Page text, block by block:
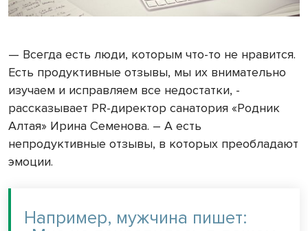
— Всегда есть люди, которым что-то не нравится.
Есть продуктивные отзывы, мы их внимательно
изучаем и исправляем все недостатки, -
рассказывает PR-директор санатория «Родник
Алтая» Ирина Семенова. – А есть
непродуктивные отзывы, в которых преобладают
эмоции.
Например, мужчина пишет: